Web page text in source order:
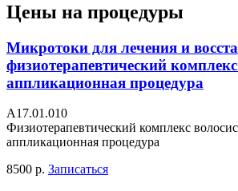
Цены на процедуры
Микротоки для лечения и
физиотерапевтический
аппликационная процедура
А17.01.010
Физиотерапевтический комплекс
аппликационная процедура
8500 р. Записаться